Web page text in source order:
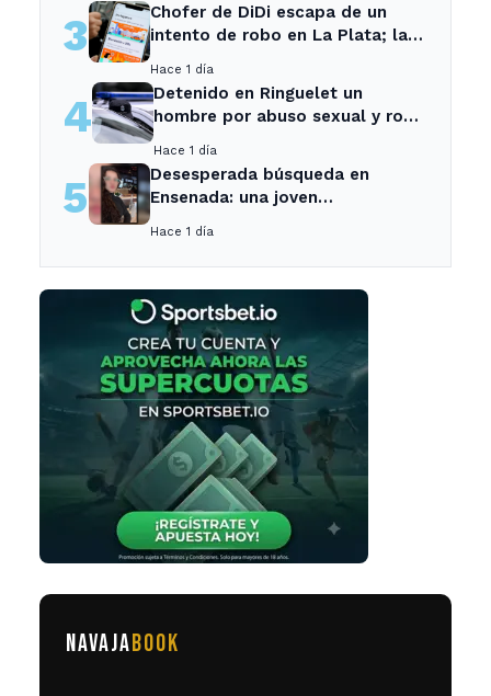
3
Chofer de DiDi escapa de un
intento de robo en La Plata; la
Hace 1 día
4
Detenido en Ringuelet un
hombre por abuso sexual y robo
Hace 1 día
5
Desesperada búsqueda en
Ensenada: una joven
Hace 1 día
NAVAJABOOK